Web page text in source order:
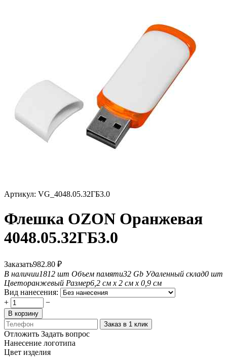
Артикул: VG_4048.05.32ГБ3.0
Флешка OZON Оранжевая
4048.05.32ГБ3.0
Заказать982.80 ₽
В наличии1812 шт Объем памяти32 Gb Удаленный склад0 шт
Цветоранжевый Размер6,2 см х 2 см х 0,9 см
Вид нанесения:
+
−
В корзину
Заказ в 1 клик
Отложить Задать вопрос
Нанесение логотипа
Цвет изделия